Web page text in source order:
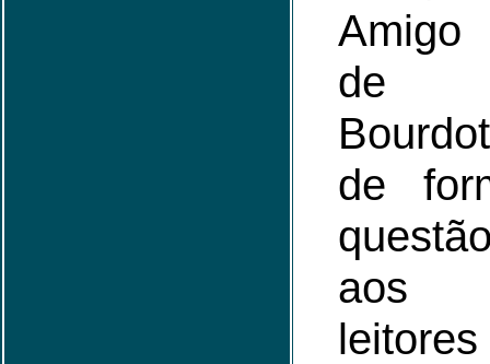
Amigo
de
de
aos
leitores